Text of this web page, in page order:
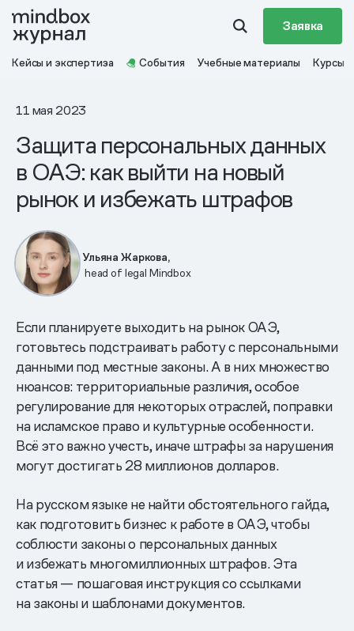
Заявка
Кейсы и экспертиза События Учебные материалы Курсы
11 мая 2023
Защита персональных данных
в ОАЭ: как выйти на новый
рынок и избежать штрафов
Ульяна Жаркова,
head of legal Mindbox
Если планируете выходить на рынок ОАЭ,
готовьтесь подстраивать работу с персональными
данными под местные законы. А в них множество
нюансов: территориальные различия, особое
регулирование для некоторых отраслей, поправки
на исламское право и культурные особенности.
Всё это важно учесть, иначе штрафы за нарушения
могут достигать 28 миллионов долларов.
На русском языке не найти обстоятельного гайда,
как подготовить бизнес к работе в ОАЭ, чтобы
соблюсти законы о персональных данных
и избежать многомиллионных штрафов. Эта
статья — пошаговая инструкция со ссылками
на законы и шаблонами документов.